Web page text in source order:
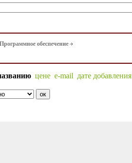
Программное обеспечение
цене e-mail дате добавления